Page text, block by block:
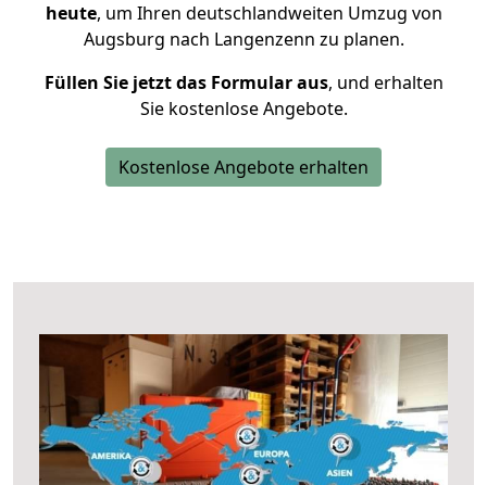
heute, um Ihren deutschlandweiten Umzug von
Augsburg nach Langenzenn zu planen.
Füllen Sie jetzt das Formular aus, und erhalten
Sie kostenlose Angebote.
Kostenlose Angebote erhalten